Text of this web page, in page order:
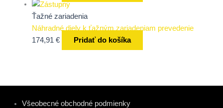
Ťažné zariadenia
Náhradné diely k ťažným zariadeniam prevedenie
174,91 € Pridať do košíka
Všeobecné obchodné podmienky